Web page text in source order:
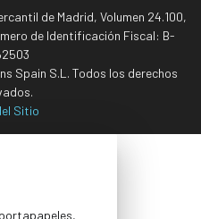
de Madrid, Volumen 24.100,
de Identificación Fiscal: B-
Spain S.L. Todos los derechos
Sitio